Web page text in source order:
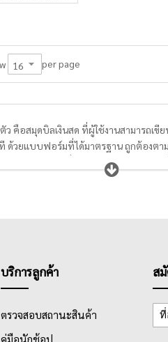
per page
คือสมุดบิลเงินสด ที่ผู้ใช้งานสามารถเขี
ด้วยแบบฟอร์มที่ได้มาตรฐาน ถูกต้องต
ยบคมทุกแผ่น เพิ่มสะดวกต่อผู้ใช้งานมากขึ้
บริการลูกค้า
ตรวจสอบสถานะสินค้า
คู่มือนักช้อป
ส